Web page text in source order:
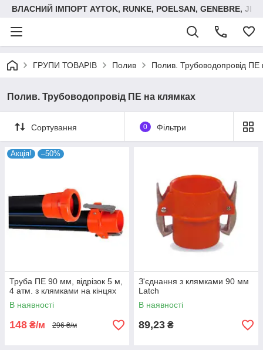
ВЛАСНИЙ ІМПОРТ AYTOK, RUNKE, POELSAN, GENEBRE,
ГРУПИ ТОВАРІВ Полив Полив. Трубоводопровід ПЕ
Полив. Трубоводопровід ПЕ на клямках
Сортування 0 Фільтри
Акція! –50%
Труба ПЕ 90 мм, відрізок 5 м,
4 атм. з клямками на кінцях
В наявності
148 ₴/м 296 ₴/м
З'єднання з клямками 90 мм
Latch
В наявності
89,23 ₴